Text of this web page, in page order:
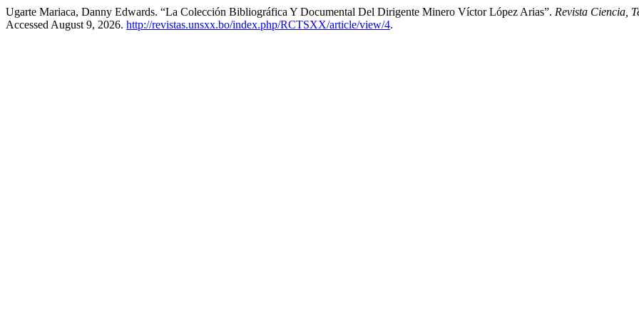
Ugarte Mariaca, Danny Edwards. “La Colección Bibliográfica Y Documental Del Dirigente Minero Víctor López Arias”. Revista Ciencia,
Accessed August 9, 2026. http://revistas.unsxx.bo/index.php/RCTSXX/article/view/4.